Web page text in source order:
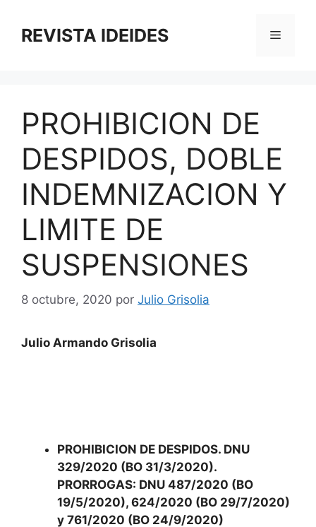
contenido
REVISTA IDEIDES Menú
PROHIBICION DE
DESPIDOS, DOBLE
INDEMNIZACION Y
LIMITE DE
SUSPENSIONES
8 octubre, 2020 por Julio Grisolia
Julio Armando Grisolia
PROHIBICION DE DESPIDOS. DNU
329/2020 (BO 31/3/2020).
PRORROGAS: DNU 487/2020 (BO
19/5/2020), 624/2020 (BO 29/7/2020)
y 761/2020 (BO 24/9/2020)